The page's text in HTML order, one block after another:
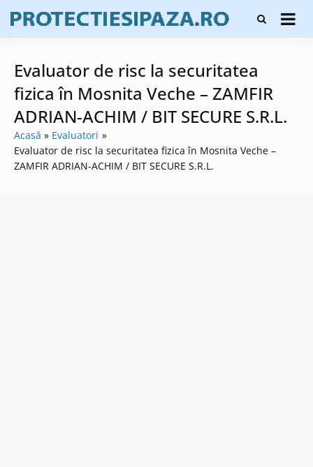
content
Firme de
protecție și
alarmare și
evaluatori de
securitate
Evaluator de risc la securitatea
fizica în Mosnita Veche – ZAMFIR
ADRIAN-ACHIM / BIT SECURE S.R.L.
Acasă
Evaluatori
Evaluator de risc la securitatea fizica în Mosnita Veche –
ZAMFIR ADRIAN-ACHIM / BIT SECURE S.R.L.